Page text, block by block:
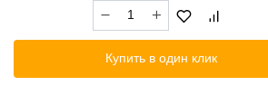
Количество
товара
Belfloor
Купить в один клик